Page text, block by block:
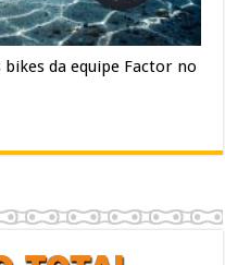
da equipe Factor no